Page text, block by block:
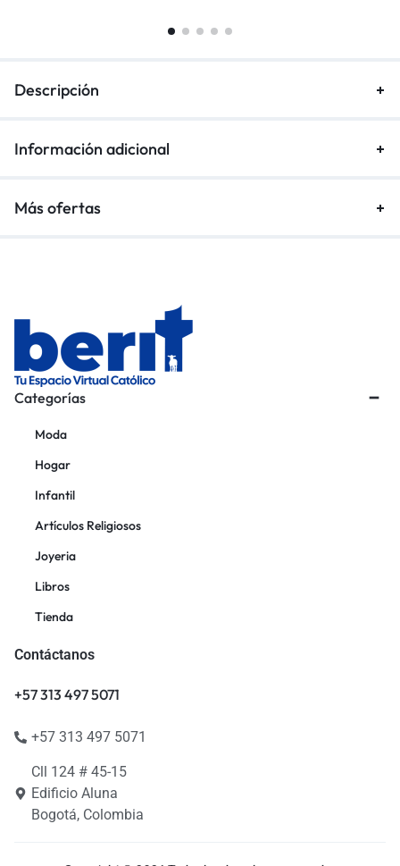
Descripción
Información adicional
Más ofertas
Categorías
Moda
Hogar
Infantil
Artículos Religiosos
Joyeria
Libros
Tienda
Contáctanos
+57 313 497 5071
+57 313 497 5071
Cll 124 # 45-15
Edificio Aluna
Bogotá, Colombia